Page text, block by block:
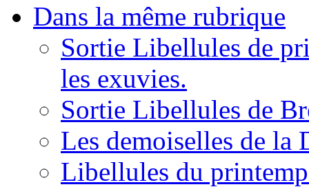
Dans la même rubrique
Sortie Libellules de
les exuvies.
Sortie Libellules de
Les demoiselles de la
Libellules du